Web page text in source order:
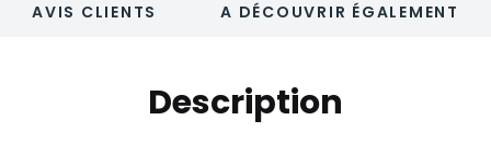
AVIS CLIENTS A DÉCOUVRIR ÉGALEMENT
Description